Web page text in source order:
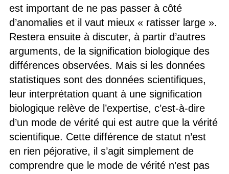
est important de ne pas passer à côté
d’anomalies et il vaut mieux « ratisser large ».
Restera ensuite à discuter, à partir d’autres
arguments, de la signification biologique des
différences observées. Mais si les données
statistiques sont des données scientifiques,
leur interprétation quant à une signification
biologique relève de l’expertise, c’est-à-dire
d’un mode de vérité qui est autre que la vérité
scientifique. Cette différence de statut n’est
en rien péjorative, il s’agit simplement de
comprendre que le mode de vérité n’est pas